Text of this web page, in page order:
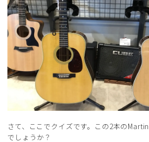
さて、ここでクイズです。この2本の
でしょうか？